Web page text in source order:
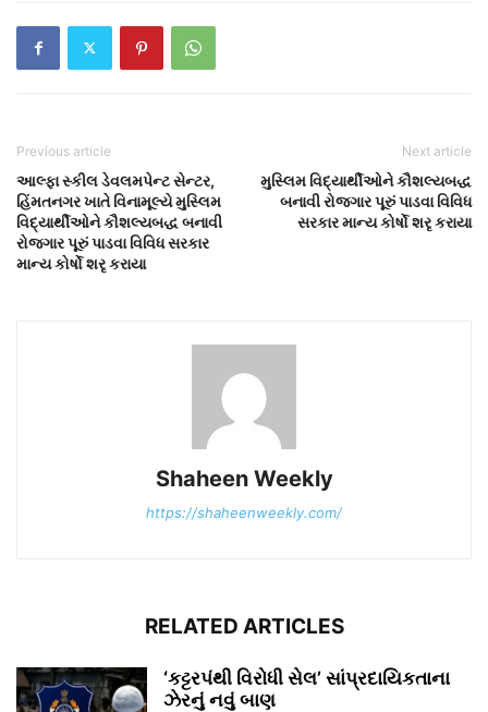
Previous article
આલ્ફા સ્કીલ ડેવલમપેન્ટ સેન્ટર,
હિંમતનગર ખાતે વિનામૂલ્યે મુસ્લિમ
વિદ્યાર્થીઓને કૌશલ્યબદ્ધ બનાવી
રોજગાર પૂરું પાડવા વિવિધ સરકાર
માન્ય કોર્ષો શરૃ કરાયા
Next article
મુસ્લિમ વિદ્યાર્થીઓને કૌશલ્યબદ્ધ
બનાવી રોજગાર પૂરું પાડવા વિવિધ
સરકાર માન્ય કોર્ષો શરૃ કરાયા
Shaheen Weekly
https://shaheenweekly.com/
RELATED ARTICLES
‘કટ્ટરપંથી વિરોધી સેલ’ સાંપ્રદાયિકતાના
ઝેરનું નવું બાણ